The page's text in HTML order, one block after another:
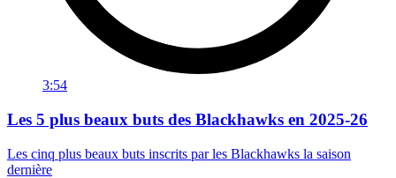
3:54
Les 5 plus beaux buts des Blackhawks en 2025-26
Les cinq plus beaux buts inscrits par les Blackhawks la saison
dernière